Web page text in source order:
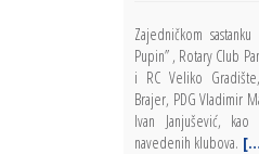
Zajedničkom
Pupin” , Rotary Club
i RC Veliko
Brajer, PDG Vladimir
Ivan Janjušević,
navedenih klubova.